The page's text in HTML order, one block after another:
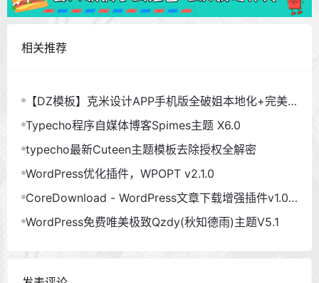
相关推荐
【DZ模板】克米设计APP手机版全破姐本地化+完美
使用
Typecho程序自媒体博客Spimes主题 X6.0
typecho最新Cuteen主题模板去除授权全解密
WordPress优化插件，WPOPT v2.1.0
CoreDownload - WordPress文章下载增强插件v1.0.
WordPress免费唯美极致Qzdy(秋知德雨)主题V5.1